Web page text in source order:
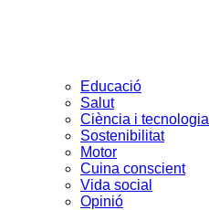
Educació
Salut
Ciència i tecnologia
Sostenibilitat
Motor
Cuina conscient
Vida social
Opinió